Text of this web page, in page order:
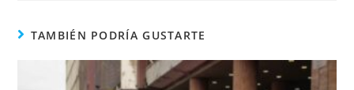
TAMBIÉN PODRÍA GUSTARTE